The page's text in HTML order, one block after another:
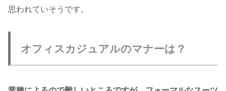
思われていそうです。
オフィスカジュアルのマナーは？